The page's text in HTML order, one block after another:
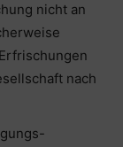
nicht an
nach